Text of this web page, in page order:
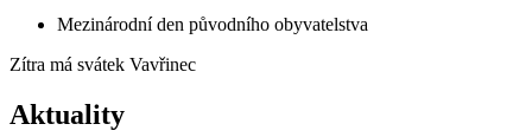
Mezinárodní den původního obyvatelstva
Zítra má svátek Vavřinec
Aktuality